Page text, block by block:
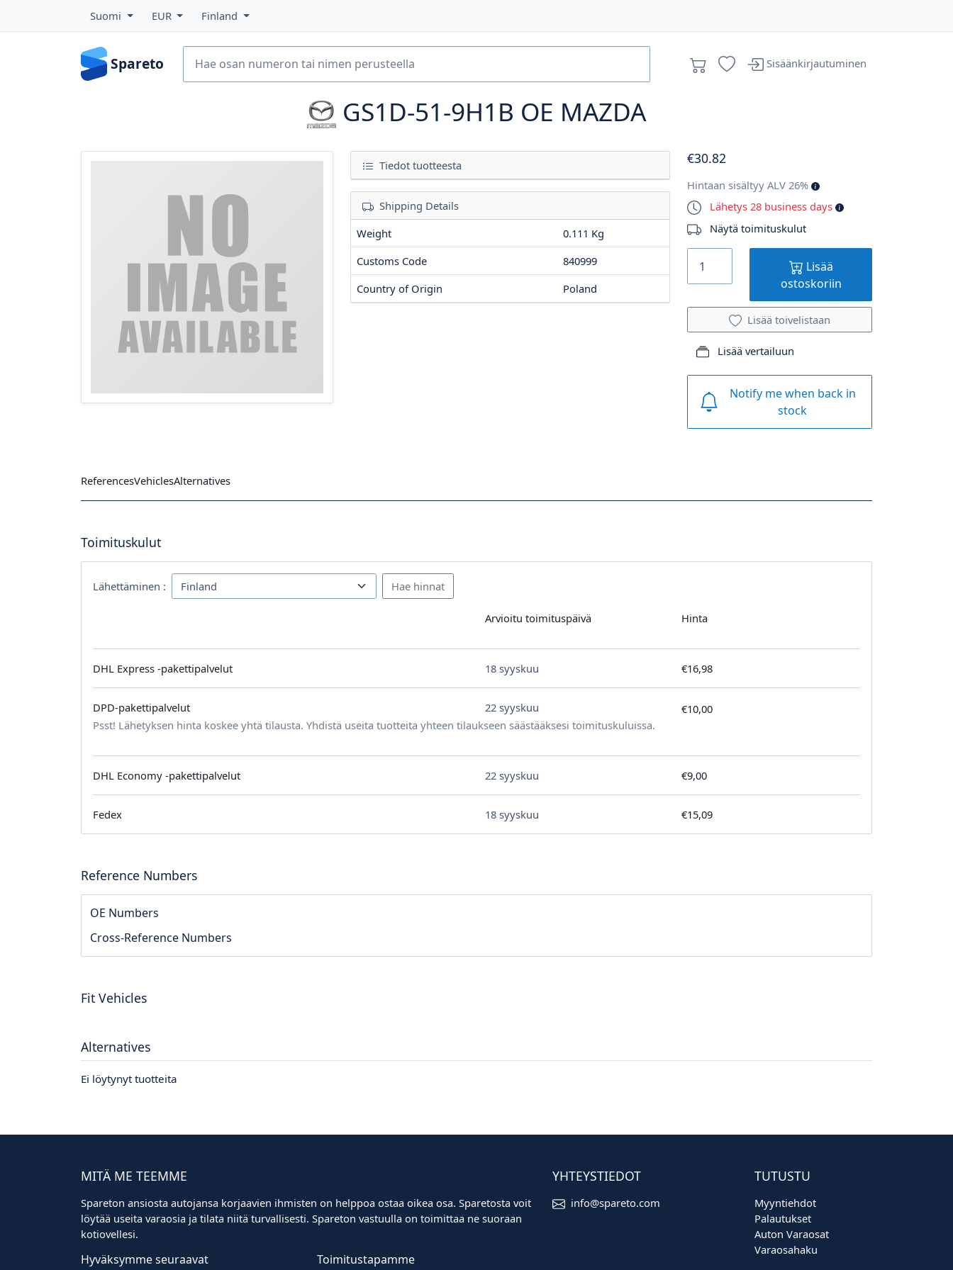
Suomi EUR Finland
Spareto Sisäänkirjautuminen
GS1D-51-9H1B OE MAZDA
Tiedot tuotteesta
Shipping Details
Weight
0.111 Kg
Customs Code
840999
Country of Origin
Poland
€30.82
Hintaan sisältyy ALV 26%
Lähetys 28 business days
Näytä toimituskulut
Lisää
ostoskoriin
Lisää toivelistaan
Lisää vertailuun
Notify me when back in
stock
ReferencesVehiclesAlternatives
Toimituskulut
Lähettäminen :
Arvioitu toimituspäivä Hinta
DHL Express -pakettipalvelut 18 syyskuu €16,98
DPD-pakettipalvelut 22 syyskuu €10,00
Psst! Lähetyksen hinta koskee yhtä tilausta. Yhdistä useita tuotteita yhteen tilaukseen säästääksesi toimituskuluissa.
DHL Economy -pakettipalvelut 22 syyskuu €9,00
Fedex 18 syyskuu €15,09
Reference Numbers
OE Numbers
Cross-Reference Numbers
Fit Vehicles
Alternatives
Ei löytynyt tuotteita
MITÄ ME TEEMME
Spareton ansiosta autojansa korjaavien ihmisten on helppoa ostaa oikea osa. Sparetosta voit
löytää useita varaosia ja tilata niitä turvallisesti. Spareton vastuulla on toimittaa ne suoraan
kotiovellesi.
Hyväksymme seuraavat Toimitustapamme
YHTEYSTIEDOT
info@spareto.com
TUTUSTU
Myyntiehdot
Palautukset
Auton Varaosat
Varaosahaku